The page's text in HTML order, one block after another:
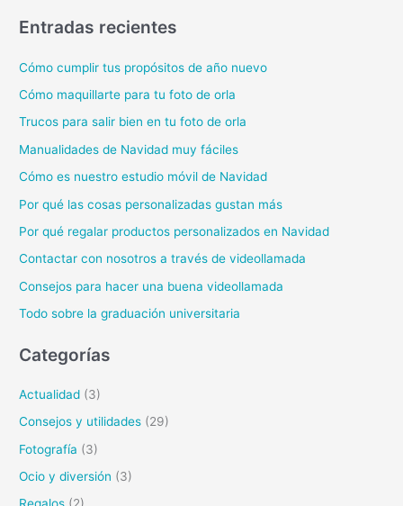
Entradas recientes
Cómo cumplir tus propósitos de año nuevo
Cómo maquillarte para tu foto de orla
Trucos para salir bien en tu foto de orla
Manualidades de Navidad muy fáciles
Cómo es nuestro estudio móvil de Navidad
Por qué las cosas personalizadas gustan más
Por qué regalar productos personalizados en Navidad
Contactar con nosotros a través de videollamada
Consejos para hacer una buena videollamada
Todo sobre la graduación universitaria
Categorías
Actualidad (3)
Consejos y utilidades (29)
Fotografía (3)
Ocio y diversión (3)